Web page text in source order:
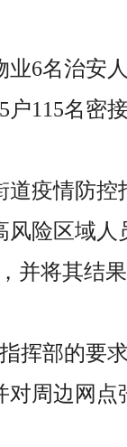
业6名治安
115名密
道疫情防
险区域
并将其结
挥部的要
周边网点